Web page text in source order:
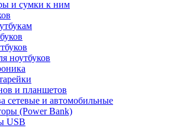
и сумки к ним
ноутбуков
и планшетов
сетевые и автомобильные
(Power Bank)
USB